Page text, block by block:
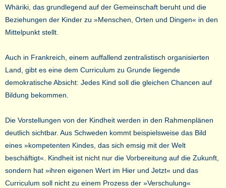
Whäriki, das grundlegend auf der Gemeinschaft beruht und die
Beziehungen der Kinder zu »Menschen, Orten und Dingen« in den
Mittelpunkt stellt.
Auch in Frankreich, einem auffallend zentralistisch organisierten
Land, gibt es eine dem Curriculum zu Grunde liegende
demokratische Absicht: Jedes Kind soll die gleichen Chancen auf
Bildung bekommen.
Die Vorstellungen von der Kindheit werden in den Rahmenplänen
deutlich sichtbar. Aus Schweden kommt beispielsweise das Bild
eines »kompetenten Kindes, das sich emsig mit der Welt
beschäftigt«. Kindheit ist nicht nur die Vorbereitung auf die Zukunft,
sondern hat »ihren eigenen Wert im Hier und Jetzt« und das
Curriculum soll nicht zu einem Prozess der »Verschulung«